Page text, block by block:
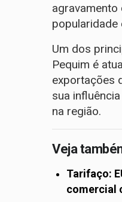
agravamento
popularidade
Um dos
Pequim é
exportações
sua
na região.
Veja
Tarifaço:
comercial